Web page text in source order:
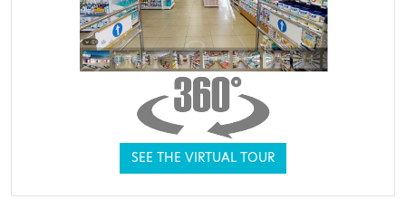
SEE THE VIRTUAL TOUR